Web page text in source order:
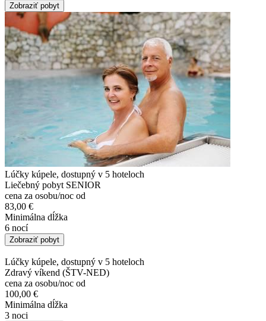
Zobraziť pobyt
Lúčky kúpele, dostupný v 5 hoteloch
Liečebný pobyt SENIOR
cena za osobu/noc od
83,00 €
Minimálna dĺžka
6 nocí
Zobraziť pobyt
Lúčky kúpele, dostupný v 5 hoteloch
Zdravý víkend (ŠTV-NED)
cena za osobu/noc od
100,00 €
Minimálna dĺžka
3 noci